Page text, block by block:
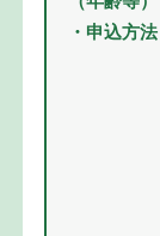
・申込方法